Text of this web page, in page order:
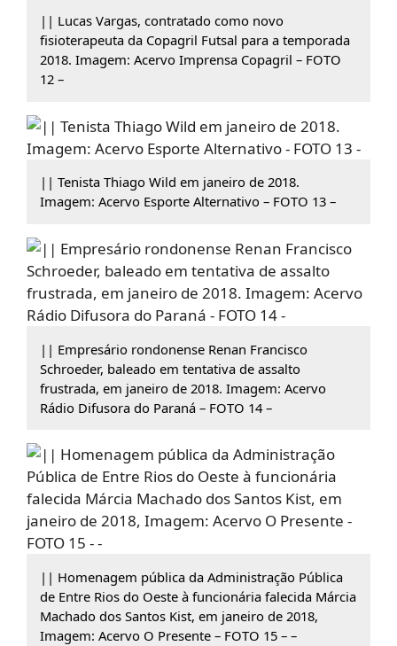
|| Lucas Vargas, contratado como novo
fisioterapeuta da Copagril Futsal para a temporada
2018. Imagem: Acervo Imprensa Copagril – FOTO
12 –
|| Tenista Thiago Wild em janeiro de 2018.
Imagem: Acervo Esporte Alternativo – FOTO 13 –
|| Empresário rondonense Renan Francisco
Schroeder, baleado em tentativa de assalto
frustrada, em janeiro de 2018. Imagem: Acervo
Rádio Difusora do Paraná – FOTO 14 –
|| Homenagem pública da Administração Pública
de Entre Rios do Oeste à funcionária falecida Márcia
Machado dos Santos Kist, em janeiro de 2018,
Imagem: Acervo O Presente – FOTO 15 – –